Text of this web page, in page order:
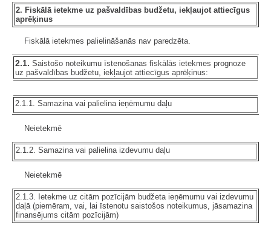
2. Fiskālā ietekme uz pašvaldības budžetu, iekļaujot attiecīgus
aprēķinus
Fiskālā ietekmes palielināšanās nav paredzēta.
2.1. Saistošo noteikumu īstenošanas fiskālās ietekmes prognoze
uz pašvaldības budžetu, iekļaujot attiecīgus aprēķinus:
2.1.1. Samazina vai palielina ieņēmumu daļu
Neietekmē
2.1.2. Samazina vai palielina izdevumu daļu
Neietekmē
2.1.3. Ietekme uz citām pozīcijām budžeta ieņēmumu vai izdevumu
daļā (piemēram, vai, lai īstenotu saistošos noteikumus, jāsamazina
finansējums citām pozīcijām)